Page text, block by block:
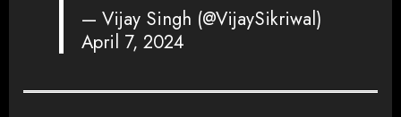
— Vijay Singh (@VijaySikriwal)
April 7, 2024